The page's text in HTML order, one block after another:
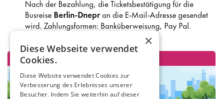
Nach der Bezahlung, die Ticketsbestätigung für die
Busreise Berlin-Dnepran die E-Mail-Adresse gesendet
wird. Zahlungsformen: Banküberweisung, Pay Pal.
×
Diese Webseite verwendet
Cookies.
Diese Website verwendet Cookies zur
Verbesserung des Erlebnisses unserer
Besucher. Indem Sie weiterhin auf dieser